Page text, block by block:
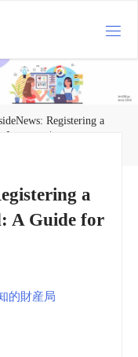
Registering a
Investors |
a
A Guide for
的財産局